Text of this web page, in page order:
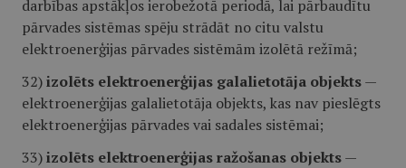
darbības apstākļos ierobežotā periodā, lai pārbaudītu
pārvades sistēmas spēju strādāt no citu valstu
elektroenerģijas pārvades sistēmām izolētā režīmā;
32)izolēts elektroenerģijas galalietotāja objekts—
elektroenerģijas galalietotāja objekts, kas nav pieslēgts
elektroenerģijas pārvades vai sadales sistēmai;
33)izolēts elektroenerģijas ražošanas objekts—